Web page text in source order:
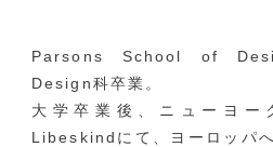
Parsons School of
Design科卒業。
大学卒業後、ニューヨー
Libeskindにて、ヨーロッパ